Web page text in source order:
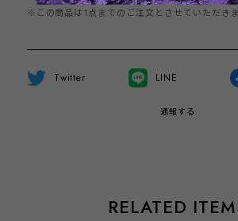
※この商品は1点までのご注文とさせていただきま
Twitter LINE
通報する
RELATED